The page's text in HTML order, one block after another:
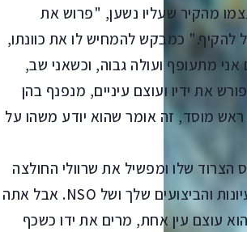
מהקיר שעליו נשען, "פרוש את
להקיף." כמבקש להמחיש לו את כוונתו,
אני מתעופף ועולה גבוה, וכשאני שב,
את ידיו ועוצם עיניים, מנפנף בהן
ראש מוסד, זה אומר שהוא יודע משהו על
הצרוד שלו ומפשיל את שרוולי החולצה
הלבנה אל מעל המרפקים. "אנחנו עוקבים אחרי הרעיונות והביצועים שלך ושל NSO. אבל אתה
עוצם עין אחת, מרים את ידו כשכף